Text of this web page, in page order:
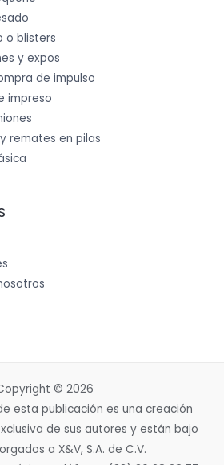
o blisters
y expos
de impulso
impreso
remates en pilas
© 2026
esta publicación es una creación
de sus autores y están bajo
a X&V, S.A. de C.V.